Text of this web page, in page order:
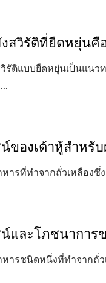
สวิรัติที่ยืดหยุ่นคื
รัติแบบยืดหยุ่นเป็นแน
ของเต้าหู้สำหรั
หารที่ทำจากถั่วเหลืองซึ่
และโภชนาการ
หารชนิดหนึ่งที่ทำจากถั่